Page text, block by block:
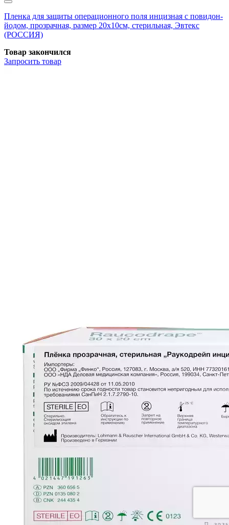
Пленка для защиты операционного поля инцизная с повидон-
йодом, прозрачная, размер 20х10см, стерильная, Эвтекс
(РОССИЯ)
Товар закончился
Запросить товар